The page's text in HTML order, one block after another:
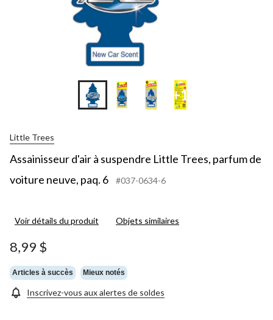
+1
Little Trees
Assainisseur d'air à suspendre Little Trees, parfum de
voiture neuve, paq. 6
#037-0634-6
Voir détails du produit Objets similaires
8,99 $
Articles à succès Mieux notés
Inscrivez-vous aux alertes de soldes